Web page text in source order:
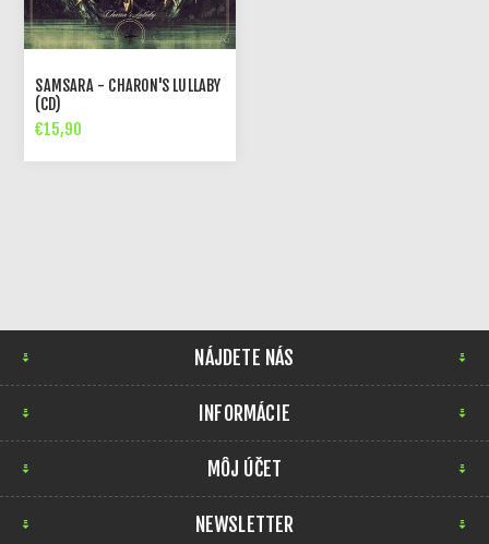
SAMSARA - CHARON'S LULLABY
(CD)
€15,90
NÁJDETE NÁS
INFORMÁCIE
MÔJ ÚČET
NEWSLETTER